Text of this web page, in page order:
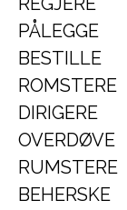
PÅLEGGE
BESTILLE
ROMSTERE
DIRIGERE
OVERDØVE
RUMSTERE
BEHERSKE